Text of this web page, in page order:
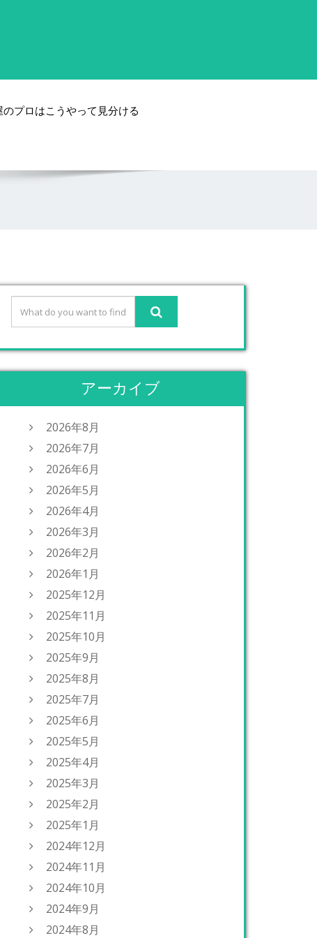
のプロはこうやって見分ける
アーカイブ
2026年8月
2026年7月
2026年6月
2026年5月
2026年4月
2026年3月
2026年2月
2026年1月
2025年12月
2025年11月
2025年10月
2025年9月
2025年8月
2025年7月
2025年6月
2025年5月
2025年4月
2025年3月
2025年2月
2025年1月
2024年12月
2024年11月
2024年10月
2024年9月
2024年8月